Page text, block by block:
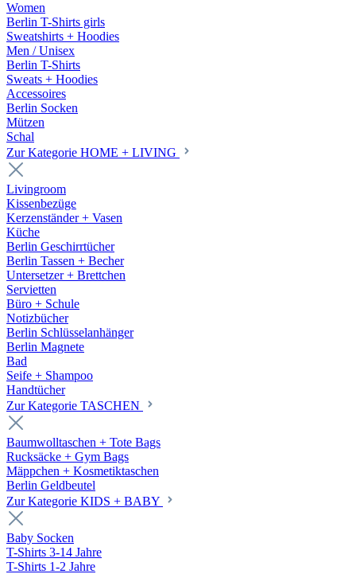
Women
Berlin T-Shirts girls
Sweatshirts + Hoodies
Men / Unisex
Berlin T-Shirts
Sweats + Hoodies
Accessoires
Berlin Socken
Mützen
Schal
Zur Kategorie HOME + LIVING
Livingroom
Kissenbezüge
Kerzenständer + Vasen
Küche
Berlin Geschirrtücher
Berlin Tassen + Becher
Untersetzer + Brettchen
Servietten
Büro + Schule
Notizbücher
Berlin Schlüsselanhänger
Berlin Magnete
Bad
Seife + Shampoo
Handtücher
Zur Kategorie TASCHEN
Baumwolltaschen + Tote Bags
Rucksäcke + Gym Bags
Mäppchen + Kosmetiktaschen
Berlin Geldbeutel
Zur Kategorie KIDS + BABY
Baby Socken
T-Shirts 3-14 Jahre
T-Shirts 1-2 Jahre